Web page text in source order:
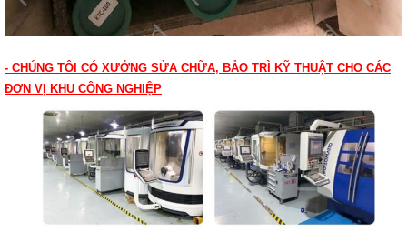
- CHÚNG TÔI CÓ XƯỞNG SỬA CHỮA, BẢO TRÌ KỸ THUẬT CHO CÁC
ĐƠN VỊ KHU CÔNG NGHIỆP